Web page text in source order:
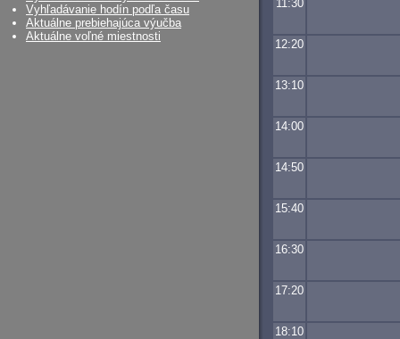
11:30
12:20
13:10
14:00
14:50
15:40
16:30
17:20
18:10
Vyhľadávanie hodín podľa času
Aktuálne prebiehajúca výučba
Aktuálne voľné miestnosti